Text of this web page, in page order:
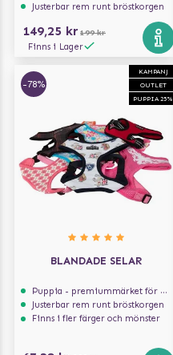
Justerbar rem runt bröstkorgen
149,25 kr 199 kr
Finns i Lager
KAMPANJ
OUTLET
PUPPIA 25%
-78%
BLANDADE SELAR
Puppia - premiummärket för hundselar
Justerbar rem runt bröstkorgen
Finns i fler färger och mönster